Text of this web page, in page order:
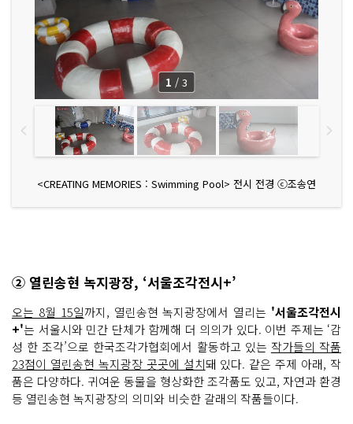
<CREATING MEMORIES : Swimming Pool> 전시 전경 ⓒ조송연
1 / 3
② 열린송현 녹지광장, ‘서울조각전시+’
오는 8월 15일까지, 열린송현 녹지광장에서 열리는 '서울조각전시
+'는 서울시와 민간 단체가 함께해 더 의의가 있다. 이번 주제는 ‘감
성 한 조각’으로 한국조각가협회에서 활동하고 있는 작가들의 작품
23점이 열린송현 녹지광장 곳곳에 설치돼 있다. 같은 주제 아래, 작
품은 다양하다. 귀여운 동물을 형상화한 조각품도 있고, 자연과 환경
등 열린송현 녹지광장의 의미와 비슷한 갈래의 작품들이다.